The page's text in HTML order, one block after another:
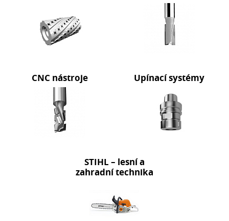
CNC nástroje Upínací systémy
STIHL – lesní a
zahradní technika